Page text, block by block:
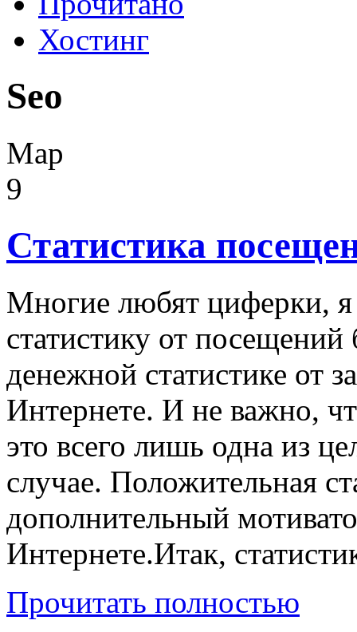
Хостинг
Seo
Мар
9
Статистика
Многие любят циферки,
статистику от посещений
денежной статистике от
Интернете. И не важно,
это всего лишь одна из
случае. Положительная
дополнительный
Интернете.Итак,
Прочитать полностью